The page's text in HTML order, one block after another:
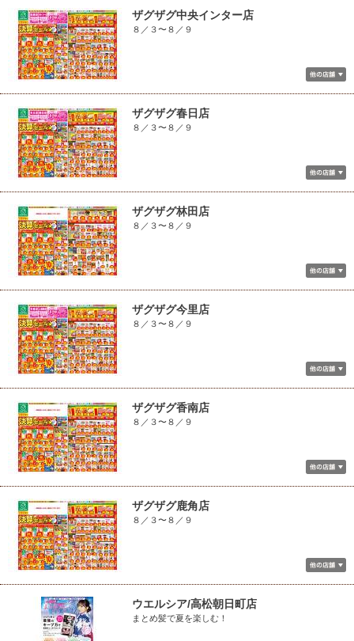
ザグザグ中央インター店
８／３〜８／９
ザグザグ春日店
８／３〜８／９
ザグザグ林田店
８／３〜８／９
ザグザグ今里店
８／３〜８／９
ザグザグ香南店
８／３〜８／９
ザグザグ鹿角店
８／３〜８／９
ウエルシア/高松朝日町店
まとめ髪で夏を楽しむ！